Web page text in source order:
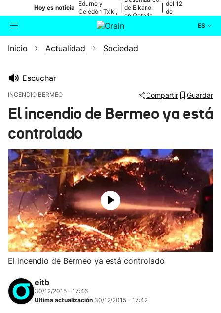
Hoy es noticia
Edurne y
Celedón Txiki,
en directo
de Elkano
en Getaria
del 12
de
ES
Buscador Actualidad
Eguraldia
Inicio Actualidad Sociedad
Escuchar
INCENDIO BERMEO Compartir Guardar
El incendio de Bermeo ya está
controlado
El incendio de Bermeo ya está controlado
eitb
30/12/2015 - 17:46
Última actualización 30/12/2015 - 17:42